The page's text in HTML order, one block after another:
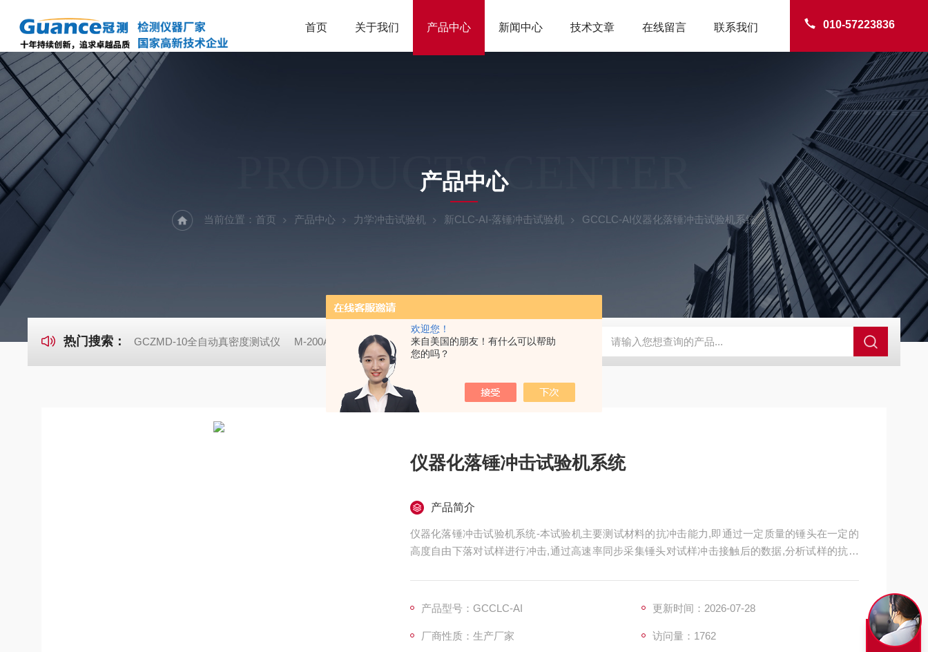
欢迎您！
来自美国的朋友！有什么可以帮助
您的吗？
010-57223836
首页 关于我们 产品中心 新闻中心 技术文章 在线留言 联系我们
PRODUCTS CENTER
产品中心
当前位置： 首页 产品中心 力学冲击试验机 新CLC-AI-落锤冲击试验机 GCCLC-AI仪器化落锤冲击试验机系统
热门搜索： GCZMD-10全自动真密度测试仪 M-200A微动摩擦磨损实验机 GCDDJ-50Kv电压击穿试验仪-微机控制 GCDDJ-50Kv绝缘材料电压击穿强度试验机 GCDDJ-100Kv
仪器化落锤冲击试验机系统
产品简介
仪器化落锤冲击试验机系统-本试验机主要测试材料的抗冲击能力,即通过一定质量的锤头在一定的
高度自由下落对试样进行冲击,通过高速率同步采集锤头对试样冲击接触后的数据,分析试样的抗冲
产品型号：GCCLC-AI 更新时间：2026-07-28
厂商性质：生产厂家 访问量：1762